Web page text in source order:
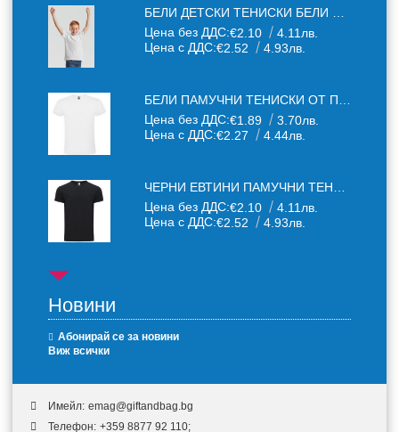
Цена без ДДС:€2.10
4.11лв.
Цена с ДДС:€2.52 4.93лв.
Цена без ДДС:€1.89
3.70лв.
Цена с ДДС:€2.27 4.44лв.
Цена без ДДС:€2.10
4.11лв.
Цена с ДДС:€2.52 4.93лв.
Новини
Абонирай се за новини
Виж всички
Имейл: emag@giftandbag.bg
Телефон: +359 8877 92 110;